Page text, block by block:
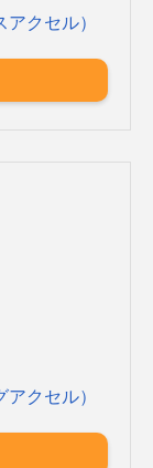
クセル）
クセル）